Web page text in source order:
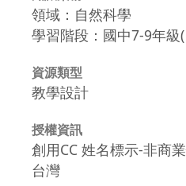
領域：自然科學
學習階段：國中7-9年級
資源類型
教學設計
授權資訊
創用CC 姓名標示-非商
台灣